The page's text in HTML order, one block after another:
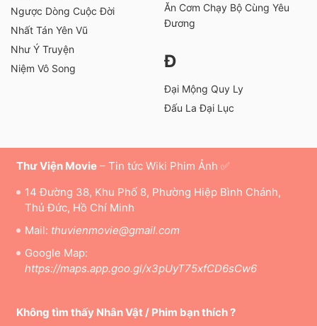
Ngược Dòng Cuộc Đời
Nhất Tán Yên Vũ
Như Ý Truyện
Niệm Vô Song
Ăn Cơm Chạy Bộ Cùng Yêu
Đương
Đ
Đại Mộng Quy Ly
Đấu La Đại Lục
Thư Viện Movie– Tin tức Wiki Phim Ảnh ✅
14 Đường 38, Khu Phố 8, Phường Hiệp Bình Chánh,
Thủ Đức, Hồ Chí Minh
Mail: thuvienmovie@gmail.com
Google Map:
https://maps.app.goo.gl/x3pUyT75xfCD6sCw6
Không tìm thấy Nhân Vật / Phim bạn thích ?